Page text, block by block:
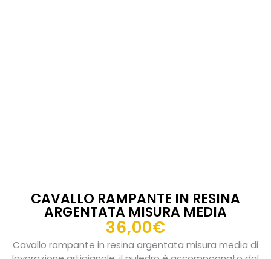
CAVALLO RAMPANTE IN RESINA
ARGENTATA MISURA MEDIA
36,00€
Cavallo rampante in resina argentata misura media di